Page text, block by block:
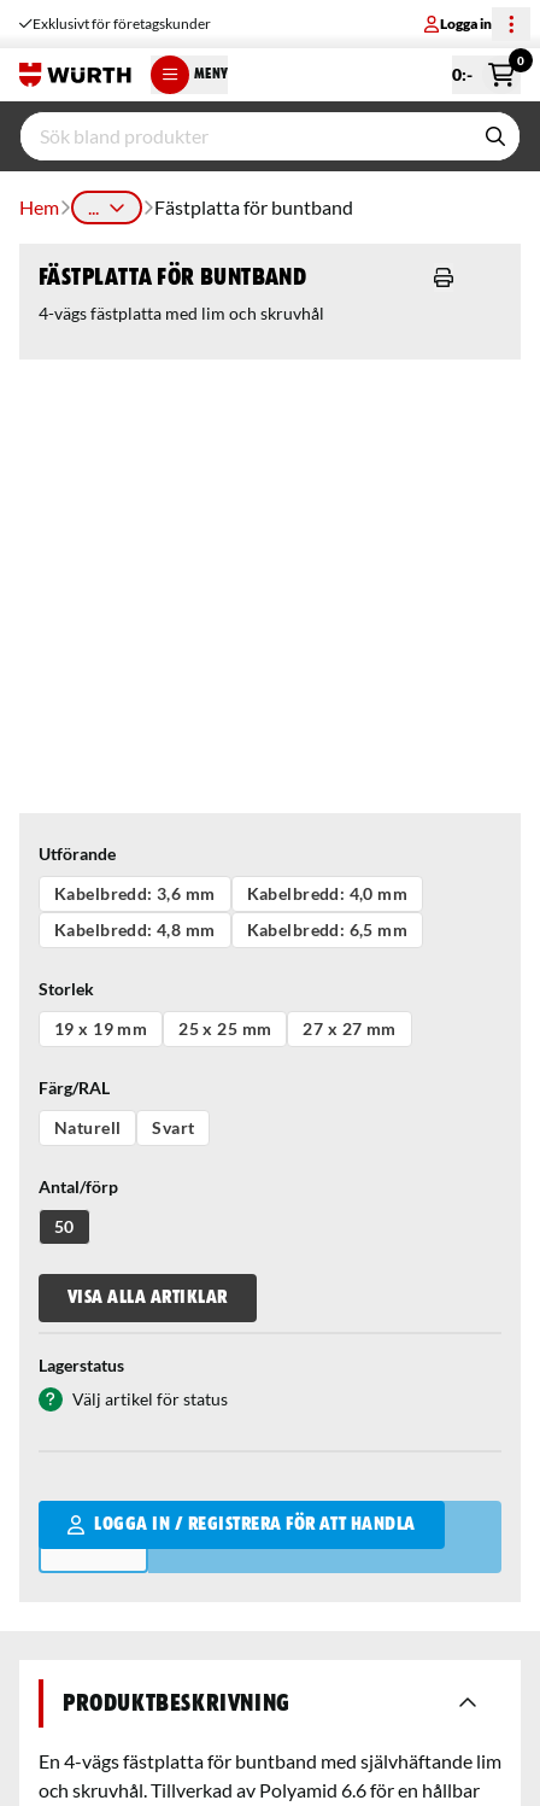
Exklusivt för företagskunder Logga in
MENY 0:-
0
Hem ... Fästplatta för buntband
Fästplatta för buntband
4-vägs fästplatta med lim och skruvhål
Utförande
Kabelbredd: 3,6 mm
Kabelbredd: 4,0 mm
Kabelbredd: 4,8 mm
Kabelbredd: 6,5 mm
Storlek
19 x 19 mm
25 x 25 mm 27 x 27 mm
Färg/RAL
Naturell
Svart
Antal/förp
50
VISA ALLA ARTIKLAR
Lagerstatus
Välj artikel för status
LOGGA IN / REGISTRERA FÖR ATT HANDLA
Qantity
Produktbeskrivning
En 4-vägs fästplatta för buntband med självhäftande lim
och skruvhål. Tillverkad av Polyamid 6.6 för en hållbar